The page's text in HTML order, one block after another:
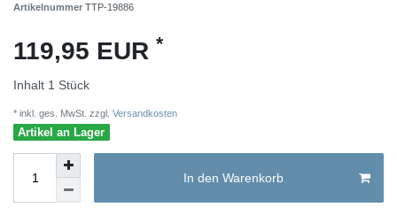
Artikelnummer TTP-19886
119,95 EUR *
Inhalt 1 Stück
* inkl. ges. MwSt. zzgl. Versandkosten
Artikel an Lager
In den Warenkorb